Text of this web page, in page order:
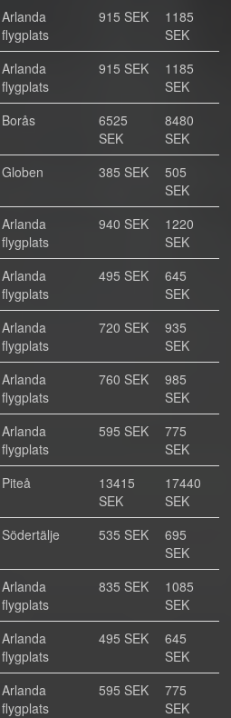
Arlanda
flygplats
915 SEK
1185
SEK
Arlanda
flygplats
915 SEK
1185
SEK
Borås
6525
SEK
8480
SEK
Globen 385 SEK
505
SEK
Arlanda
flygplats
940 SEK
1220
SEK
Arlanda
flygplats
495 SEK
645
SEK
Arlanda
flygplats
720 SEK
935
SEK
Arlanda
flygplats
760 SEK
985
SEK
Arlanda
flygplats
595 SEK
775
SEK
Piteå
13415
SEK
17440
SEK
Södertälje 535 SEK
695
SEK
Arlanda
flygplats
835 SEK
1085
SEK
Arlanda
flygplats
495 SEK
645
SEK
Arlanda
flygplats
595 SEK
775
SEK